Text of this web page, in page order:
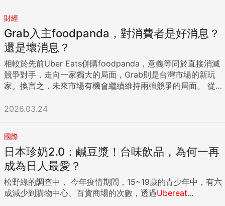
財經
Grab入主foodpanda，對消費者是好消息？
還是壞消息？
相較於先前Uber Eats併購foodpanda，意義等同於直接消滅
競爭對手，走向一家獨大的局面，Grab則是台灣市場的新玩
家。換言之，未來市場有機會繼續維持兩強競爭的局面。 從這
不過就Grab的財報表現，以及該公司23日在併購說明會上，
乎獲利 Grab作為東南亞超級APP，曾經擊退Uber、Deliveroo
等各路國際強敵，但自上市以來，股價表現一直相當低迷，一
大問題，就在於缺乏亮眼的獲利成績單。對於好不容易才在
2025年拚出首度全年盈利表現的Grab來說，要想在新市場啟
動燒錢策略，勢必會更加謹慎。 而且Grab在這次的併購案
中，很明顯想要賦予台灣一個小金雞的形象。 Grab創辦人暨
2026.03.24
國際
日本珍奶2.0：鹹豆漿！台味飲品，為何一再
成為日人最愛？
松野綠的調查中， 今年疫情期間，15~19歲的青少年中，有六
成減少到購物中心、百貨商場的次數，透過Ubereat...